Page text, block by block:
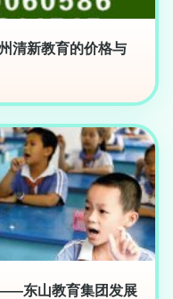
清新教育的价格与
东山教育集团发展